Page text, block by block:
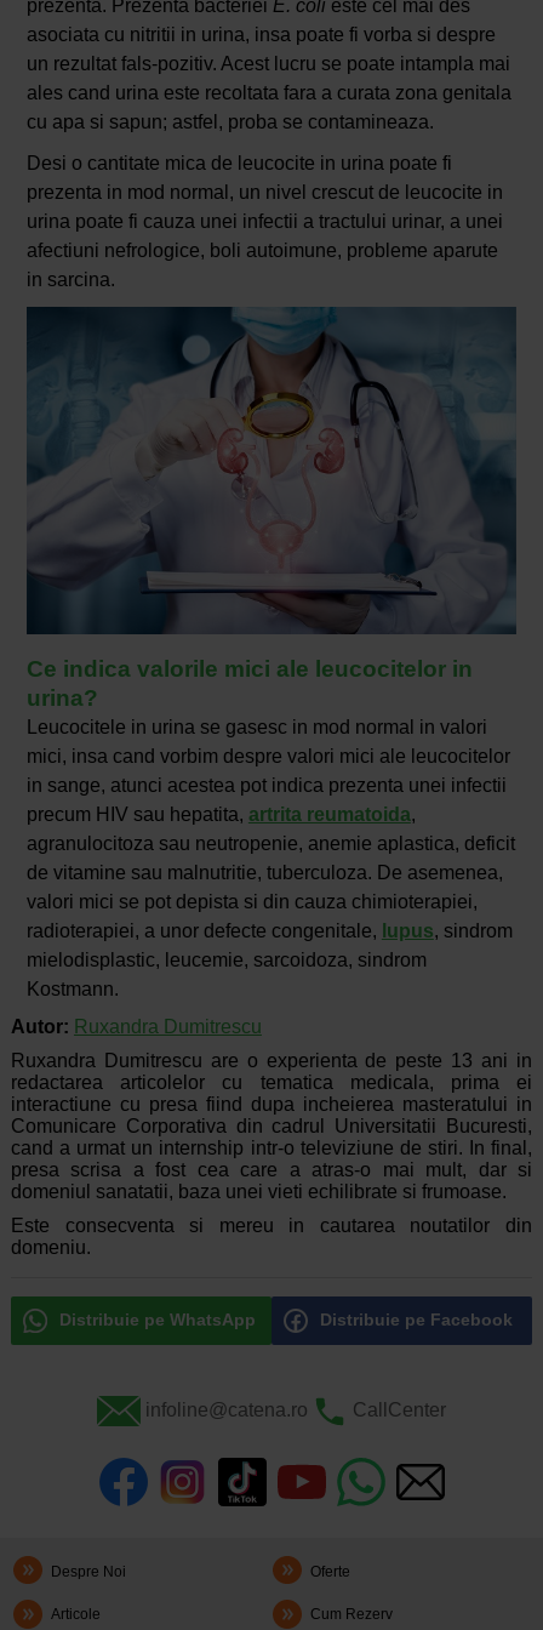
prezenta. Prezenta bacteriei E. colieste cel mai des
asociata cu nitritii in urina, insa poate fi vorba si despre
un rezultat fals-pozitiv. Acest lucru se poate intampla mai
ales cand urina este recoltata fara a curata zona genitala
cu apa si sapun; astfel, proba se contamineaza.
Desi o cantitate mica de leucocite in urina poate fi
prezenta in mod normal, un nivel crescut de leucocite in
urina poate fi cauza unei infectii a tractului urinar, a unei
afectiuni nefrologice, boli autoimune, probleme aparute
in sarcina.
Ce indica valorile mici ale leucocitelor in
urina?
Leucocitele in urina se gasesc in mod normal in valori
mici, insa cand vorbim despre valori mici ale leucocitelor
in sange, atunci acestea pot indica prezenta unei infectii
precum HIV sau hepatita, artrita reumatoida,
agranulocitoza sau neutropenie, anemie aplastica, deficit
de vitamine sau malnutritie, tuberculoza. De asemenea,
valori mici se pot depista si din cauza chimioterapiei,
radioterapiei, a unor defecte congenitale, lupus, sindrom
mielodisplastic, leucemie, sarcoidoza, sindrom
Kostmann.
Autor: Ruxandra Dumitrescu
Ruxandra Dumitrescu are o experienta de peste 13 ani in
redactarea articolelor cu tematica medicala, prima ei
interactiune cu presa fiind dupa incheierea masteratului in
Comunicare Corporativa din cadrul Universitatii Bucuresti,
cand a urmat un internship intr-o televiziune de stiri. In final,
presa scrisa a fost cea care a atras-o mai mult, dar si
domeniul sanatatii, baza unei vieti echilibrate si frumoase.
Este consecventa si mereu in cautarea noutatilor din
domeniu.
Distribuie pe WhatsApp Distribuie pe Facebook
infoline@catena.ro CallCenter
Despre Noi Oferte
Articole Cum Rezerv